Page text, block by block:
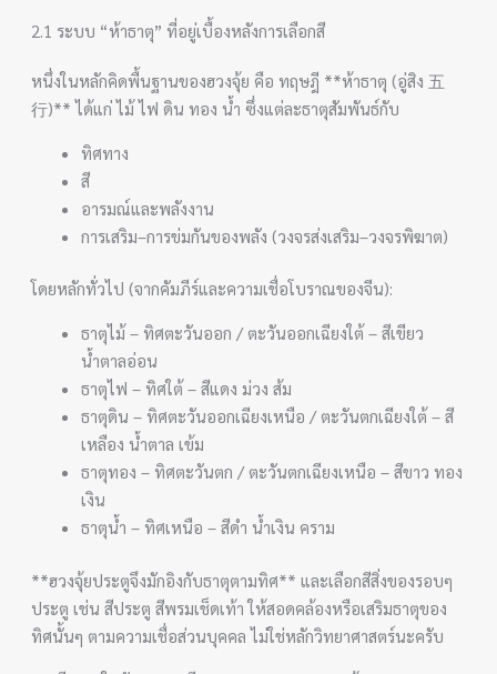
2.1 ระบบ “ห้าธาตุ” ที่อยู่เบื้องหลังการเลือกสี
หนึ่งในหลักคิดพื้นฐานของฮวงจุ้ย คือ ทฤษฎี **ห้าธาตุ (อู่สิง 五
行)** ได้แก่ ไม้ ไฟ ดิน ทอง น้ำ ซึ่งแต่ละธาตุสัมพันธ์กับ
ทิศทาง
สี
อารมณ์และพลังงาน
การเสริม–การข่มกันของพลัง (วงจรส่งเสริม–วงจรพิฆาต)
โดยหลักทั่วไป (จากคัมภีร์และความเชื่อโบราณของจีน):
ธาตุไม้ – ทิศตะวันออก / ตะวันออกเฉียงใต้ – สีเขียว
น้ำตาลอ่อน
ธาตุไฟ – ทิศใต้ – สีแดง ม่วง ส้ม
ธาตุดิน – ทิศตะวันออกเฉียงเหนือ / ตะวันตกเฉียงใต้ – สี
เหลือง น้ำตาล เข้ม
ธาตุทอง – ทิศตะวันตก / ตะวันตกเฉียงเหนือ – สีขาว ทอง
เงิน
ธาตุน้ำ – ทิศเหนือ – สีดำ น้ำเงิน คราม
**ฮวงจุ้ยประตูจึงมักอิงกับธาตุตามทิศ** และเลือกสีสิ่งของรอบๆ
ประตู เช่น สีประตู สีพรมเช็ดเท้า ให้สอดคล้องหรือเสริมธาตุของ
ทิศนั้นๆ ตามความเชื่อส่วนบุคคล ไม่ใช่หลักวิทยาศาสตร์นะครับ